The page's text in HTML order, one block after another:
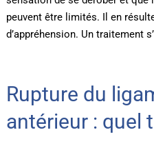
peuvent être limités. Il en
d’appréhension. Un traitement
Rupture du
antérieur : quel